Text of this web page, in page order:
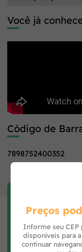
Você já
Código de
7898752400352
Preencha seus
Avaliar Produto.
Preços
Informe seu
disponíveis para
continuar